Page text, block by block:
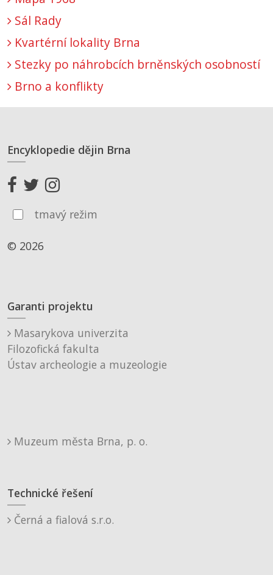
Sál Rady
Kvartérní lokality Brna
Stezky po náhrobcích brněnských osobností
Brno a konflikty
Encyklopedie dějin Brna
tmavý režim
© 2026
Garanti projektu
Masarykova univerzita
Filozofická fakulta
Ústav archeologie a muzeologie
Muzeum města Brna, p. o.
Technické řešení
Černá a fialová s.r.o.